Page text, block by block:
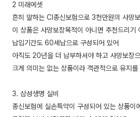
2 미래에셋
흔히 말하는 CI종신보험으로 3천만원의 사망
이 상품은 사망보장목적이 아니면 추천드리기
납입기간도 60세납으로 구성되어 있어
아직도 20년을 더 납부하셔야 하고 사망보장
크게 의미는 없는 상품이라 객관적으로 유지
3. 삼성생명 실비
종신보험에 실손특약이 구성되어 있는 상품이